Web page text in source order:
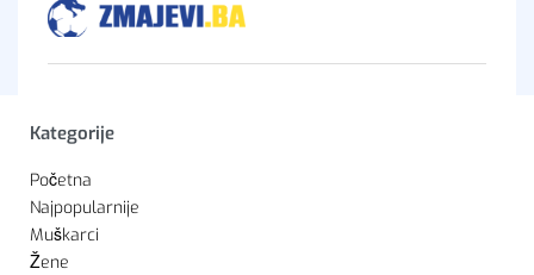
Kategorije
Početna
Najpopularnije
Muškarci
Žene